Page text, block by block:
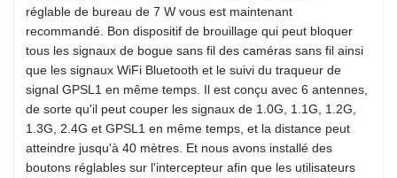
réglable de bureau de 7 W vous est maintenant
recommandé. Bon dispositif de brouillage qui peut bloquer
tous les signaux de bogue sans fil des caméras sans fil ainsi
que les signaux WiFi Bluetooth et le suivi du traqueur de
signal GPSL1 en même temps. Il est conçu avec 6 antennes,
de sorte qu'il peut couper les signaux de 1.0G, 1.1G, 1.2G,
1.3G, 2.4G et GPSL1 en même temps, et la distance peut
atteindre jusqu'à 40 mètres. Et nous avons installé des
boutons réglables sur l'intercepteur afin que les utilisateurs